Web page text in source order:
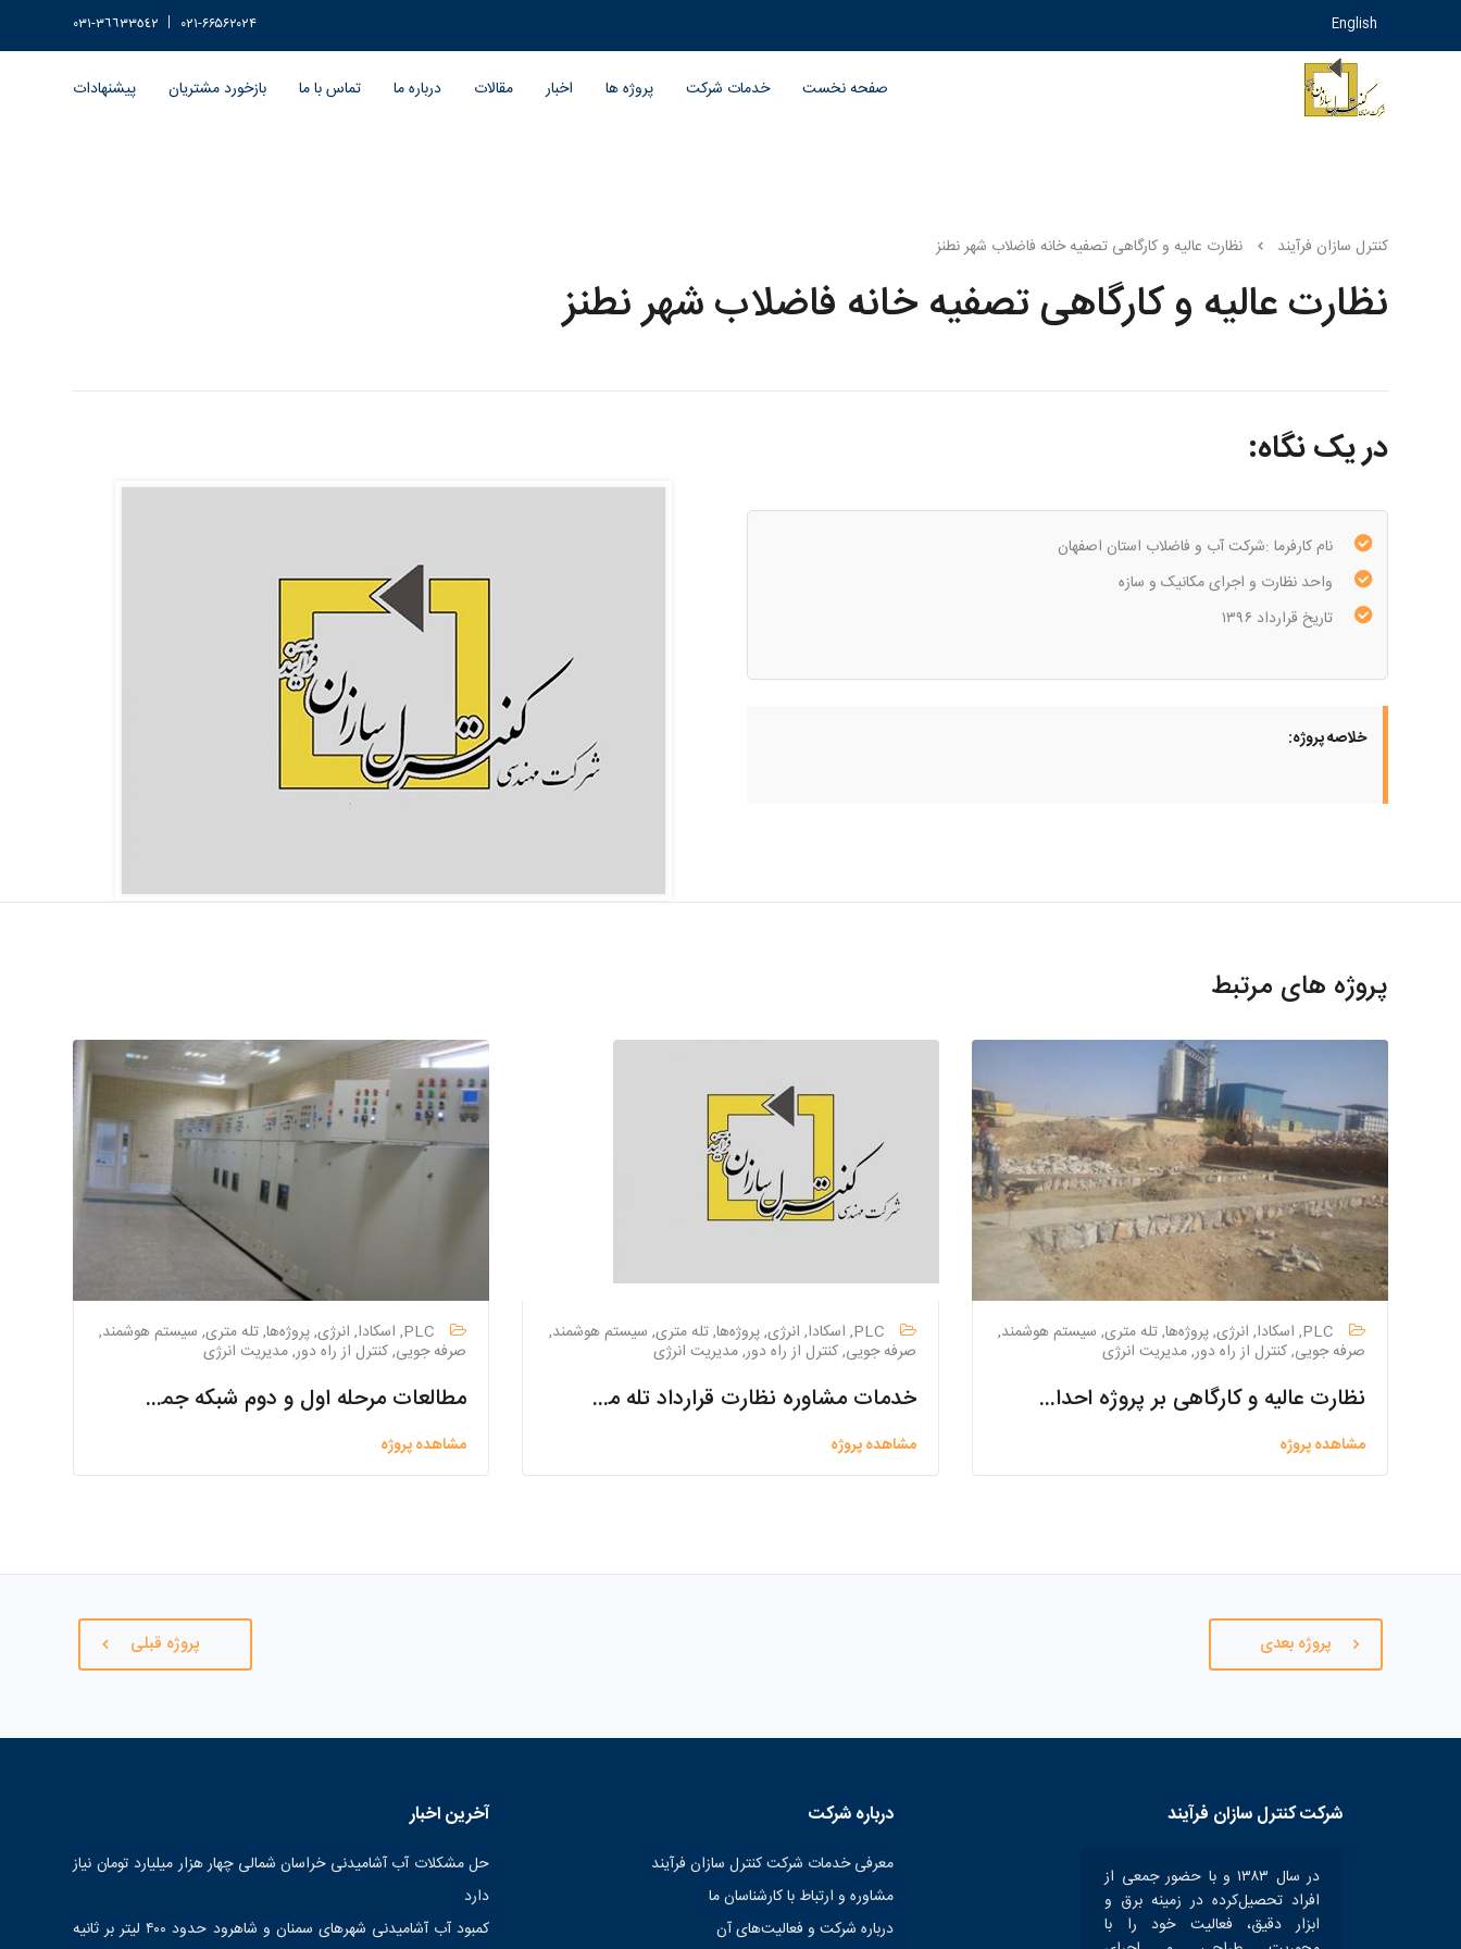
٣٦٦٣٣٥٤٢-٠٣١ ۰۲۱-۶۶۵۶۲۰۲۴ English
صفحه نخست خدمات شرکت پروژه ها اخبار مقالات درباره ما تماس با ما بازخورد مشتریان پیشنهادات
کنترل سازان فرآیند نظارت عالیه و کارگاهی تصفیه خانه فاضلاب شهر نطنز
نظارت عالیه و کارگاهی تصفیه خانه فاضلاب شهر نطنز
در یک نگاه:
نام کارفرما :شرکت آب و فاضلاب استان اصفهان
واحد نظارت و اجرای مکانیک و سازه
تاریخ قرارداد ۱۳۹۶
خلاصه پروژه:
پروژه های مرتبط
PLC, اسکادا, انرژی, پروژه‌ها, تله متری, سیستم هوشمند,
صرفه جویی, کنترل از راه دور, مدیریت انرژی
نظارت عالیه و کارگاهی بر پروژه احداث تصفیه خانه فاضلاب شهرک صنعتی سگزی
مشاهده پروژه
PLC, اسکادا, انرژی, پروژه‌ها, تله متری, سیستم هوشمند,
صرفه جویی, کنترل از راه دور, مدیریت انرژی
خدمات مشاوره نظارت قرارداد تله متری تأسیسات آبرسانی شهرهای لتیان به آبعلی (پردیس، رودهن، بومهن، آبعلی) و چهار شهر باقیمانده (ارجمند، کیلان، رودبار قصران و آبسرد)
مشاهده پروژه
PLC, اسکادا, انرژی, پروژه‌ها, تله متری, سیستم هوشمند,
صرفه جویی, کنترل از راه دور, مدیریت انرژی
مطالعات مرحله اول و دوم شبکه جمع آوری و تصفیه خانه فاضلاب شهر حسن آباد
مشاهده پروژه
پروژه قبلی پروژه بعدی
آخرین اخبار
حل مشکلات آب آشامیدنی خراسان شمالی چهار هزار میلیارد تومان نیاز
دارد
کمبود آب آشامیدنی شهرهای سمنان و شاهرود حدود ۴۰۰ لیتر بر ثانیه
درباره شرکت
معرفی خدمات شرکت کنترل سازان فرآیند
مشاوره و ارتباط با کارشناسان ما
درباره شرکت و فعالیت‌های آن
شرکت کنترل سازان فرآیند
در سال ۱۳۸۳ و با حضور جمعی از
افراد تحصیل‌کرده در زمینه برق و
ابزار دقیق، فعالیت خود را با